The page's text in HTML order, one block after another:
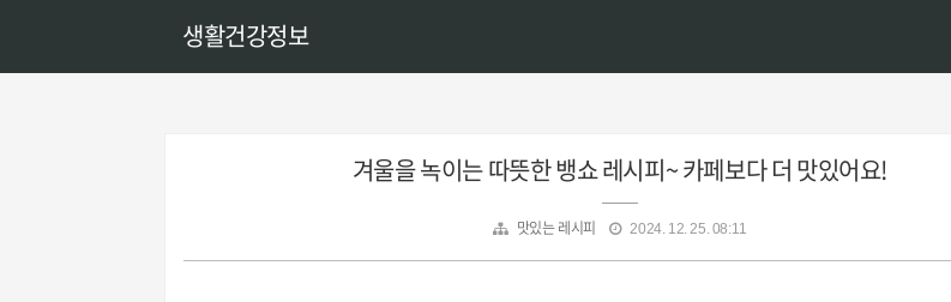
생활건강정보
겨울을 녹이는 따뜻한 뱅쇼 레시피~ 카페보다 더 맛있어요!
맛있는 레시피 2024. 12. 25. 08:11